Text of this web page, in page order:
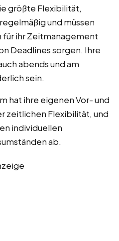
größte Flexibilität,
und müssen
ihr Zeitmanagement
Deadlines sorgen. Ihre
abends und am
sein.
hat ihre eigenen Vor- und
zeitlichen Flexibilität, und
individuellen
ab.